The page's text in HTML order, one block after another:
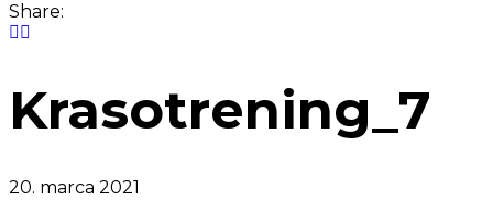
Share:
Krasotrening_7
20. marca 2021